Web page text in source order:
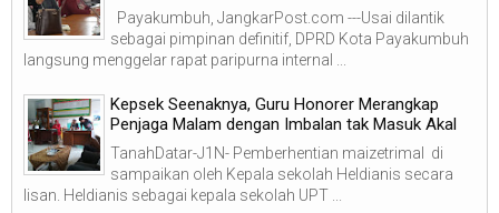
Payakumbuh, JangkarPost.com ---Usai dilantik
sebagai pimpinan definitif, DPRD Kota Payakumbuh
langsung menggelar rapat paripurna internal ...
Kepsek Seenaknya, Guru Honorer Merangkap
Penjaga Malam dengan Imbalan tak Masuk Akal
TanahDatar-J1N- Pemberhentian maizetrimal di
sampaikan oleh Kepala sekolah Heldianis secara
lisan. Heldianis sebagai kepala sekolah UPT ...